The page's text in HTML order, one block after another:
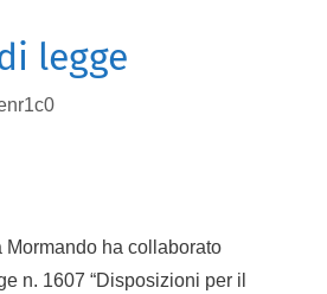
legge
Mormando ha collaborato
n. 1607 “Disposizioni per il